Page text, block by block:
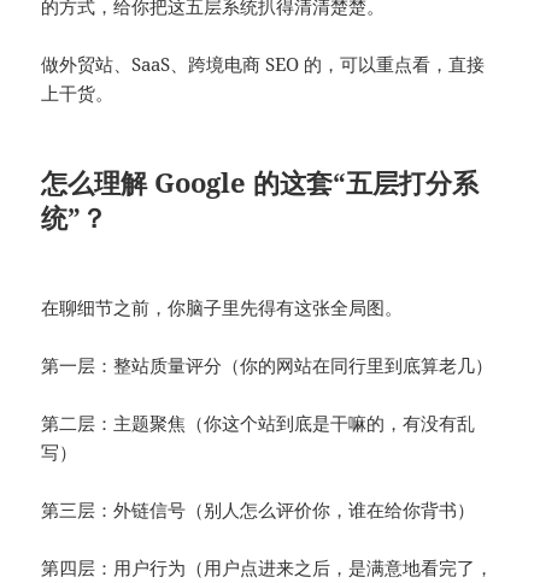
的方式，给你把这五层系统扒得清清楚楚。
做外贸站、SaaS、跨境电商 SEO 的，可以重点看，直接
上干货。
怎么理解 Google 的这套“五层打分系
统”？
在聊细节之前，你脑子里先得有这张全局图。
第一层：整站质量评分（你的网站在同行里到底算老几）
第二层：主题聚焦（你这个站到底是干嘛的，有没有乱
写）
第三层：外链信号（别人怎么评价你，谁在给你背书）
第四层：用户行为（用户点进来之后，是满意地看完了，